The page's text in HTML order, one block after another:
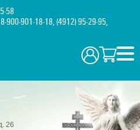
58
8-900-901-18-18,(4912) 95-29-95,
26